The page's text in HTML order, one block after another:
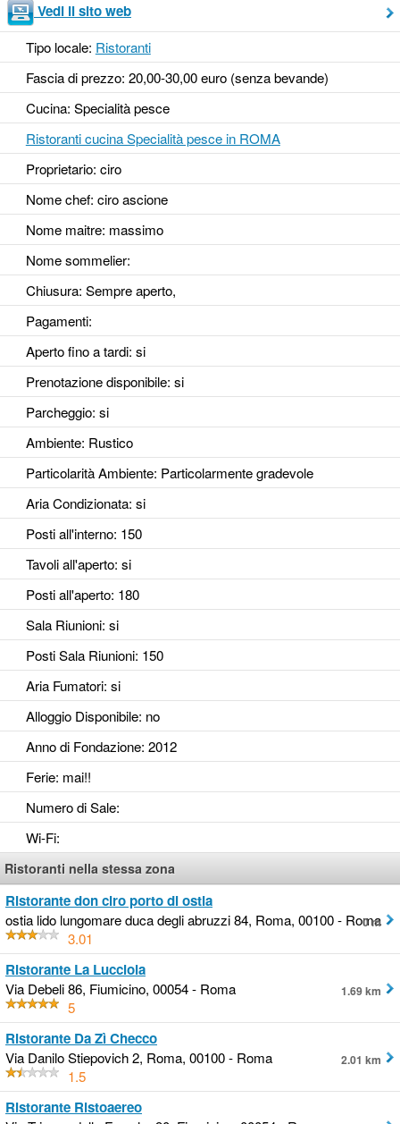
Vedi il sito web
Tipo locale: Ristoranti
Fascia di prezzo: 20,00-30,00 euro (senza bevande)
Cucina: Specialità pesce
Ristoranti cucina Specialità pesce in ROMA
Proprietario: ciro
Nome chef: ciro ascione
Nome maitre: massimo
Nome sommelier:
Chiusura: Sempre aperto,
Pagamenti:
Aperto fino a tardi: si
Prenotazione disponibile: si
Parcheggio: si
Ambiente: Rustico
Particolarità Ambiente: Particolarmente gradevole
Aria Condizionata: si
Posti all'interno: 150
Tavoli all'aperto: si
Posti all'aperto: 180
Sala Riunioni: si
Posti Sala Riunioni: 150
Aria Fumatori: si
Alloggio Disponibile: no
Anno di Fondazione: 2012
Ferie: mai!!
Numero di Sale:
Wi-Fi:
Ristoranti nella stessa zona
Ristorante don ciro porto di ostia
ostia lido lungomare duca degli abruzzi 84, Roma, 00100 - Roma
3.01
0 m
Ristorante La Lucciola
Via Debeli 86, Fiumicino, 00054 - Roma
5
1.69 km
Ristorante Da Zì Checco
Via Danilo Stiepovich 2, Roma, 00100 - Roma
1.5
2.01 km
Ristorante Ristoaereo